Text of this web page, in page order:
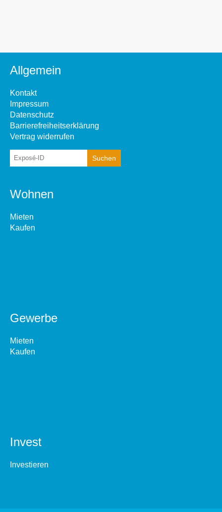
Allgemein
Kontakt
Impressum
Datenschutz
Barrierefreiheitserklärung
Vertrag widerrufen
Wohnen
Mieten
Kaufen
Gewerbe
Mieten
Kaufen
Invest
Investieren